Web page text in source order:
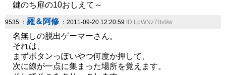
鍵のち扉の10おしえて～
9535 ： 羅＆阿修 ：2011-09-20 12:20:59 ID:LpWNz7Bv9w
名無しの脱出ゲーマーさん。
それは、
まずボタンっぽいやつ何度か押して、
次に線が一点に集まった場所を覚えます。